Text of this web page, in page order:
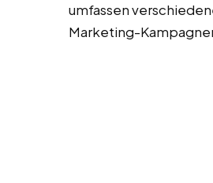
umfassen
Marketing-